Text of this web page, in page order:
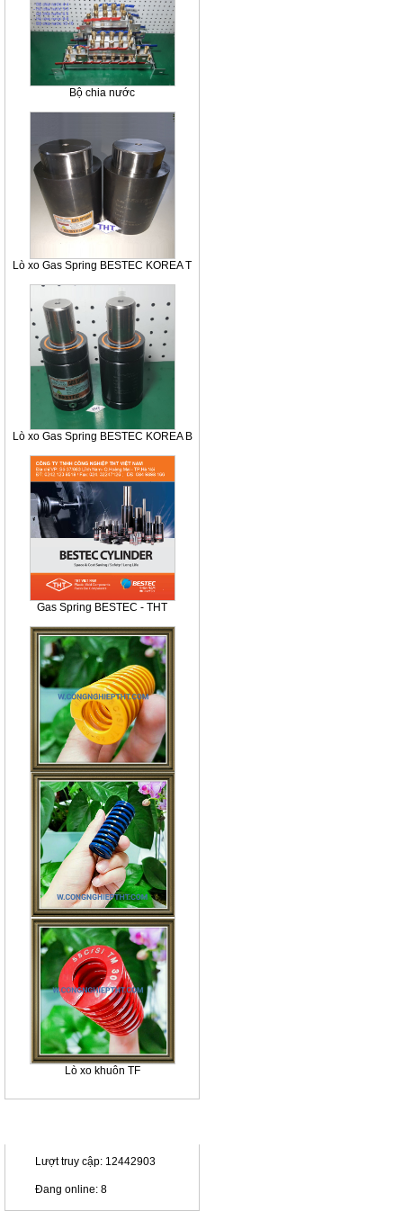
Bộ chia nước
Lò xo Gas Spring BESTEC KOREA T
Lò xo Gas Spring BESTEC KOREA B
Gas Spring BESTEC - THT
Lò xo khuôn TF
Lượt truy cập: 12442903
Đang online: 8